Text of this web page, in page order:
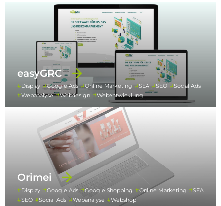
easyGRC
Display Google Ads Online Marketing SEA SEO
Social Ads
Webanalyse
Webdesign Webentwicklung
Orimei
Display Google Ads Google Shopping Online Marketing
SEA
SEO
Social Ads Webanalyse Webshop